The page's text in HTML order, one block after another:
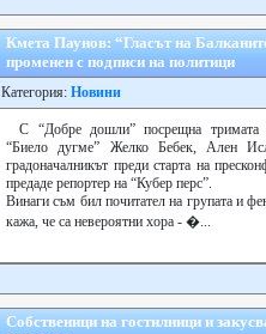
Кмета Паунов: “Гласът на
променен с подписи на политици
Категория: Новини
С “Добре дошли” посрещна тримата
“Биело дугме” Желко Бебек, Ален
градоначалникът преди старта на
предаде репортер на “Кубер перс”.
Винаги съм бил почитател на групата и
кажа, че са невероятни хора - �...
Собственици на гостилници и